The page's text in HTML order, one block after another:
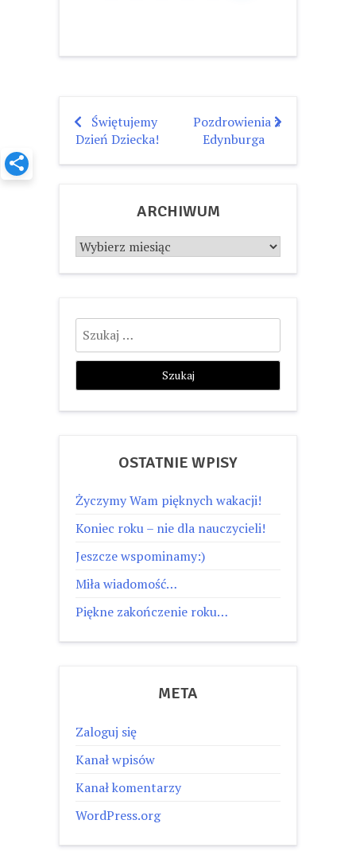
Nawigacja
wpisu
Świętujemy
Dzień Dziecka!
Pozdrowienia z
Edynburga
ARCHIWUM
Archiwum
Szukaj:
OSTATNIE WPISY
Życzymy Wam pięknych wakacji!
Koniec roku – nie dla nauczycieli!
Jeszcze wspominamy:)
Miła wiadomość…
Piękne zakończenie roku…
META
Zaloguj się
Kanał wpisów
Kanał komentarzy
WordPress.org